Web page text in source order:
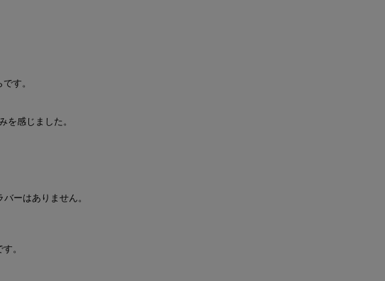
す。
を感じました。
ーはありません。
。